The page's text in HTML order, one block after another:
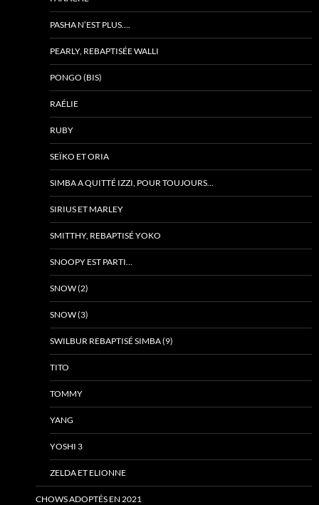
PASHA N’EST PLUS….
PEARLY, REBAPTISÉE WALLI
PONGO (BIS)
RAÉLIE
RUBY
SEÏKO ET ORIA
SIMBA A QUITTÉ IZZI, POUR TOUJOURS…
SIRIUS ET MARLEY
SMITTHY, REBAPTISÉ YOKO
SNOOPY EST PARTI…
SNOW (2)
SNOW (3)
SWILBUR REBAPTISÉ SIMBA (9)
TITO
TOMMY
YANG
YOSHI 3
ZELDA ET ELIONNE
CHOWS ADOPTÉS EN 2021